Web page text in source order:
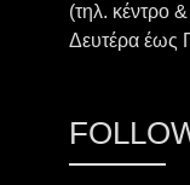
(τηλ. κέντρο
Δευτέρα έως